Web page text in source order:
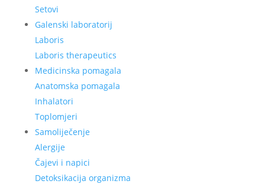
Setovi
Galenski laboratorij
Laboris
Laboris therapeutics
Medicinska pomagala
Anatomska pomagala
Inhalatori
Toplomjeri
Samoliječenje
Alergije
Čajevi i napici
Detoksikacija organizma